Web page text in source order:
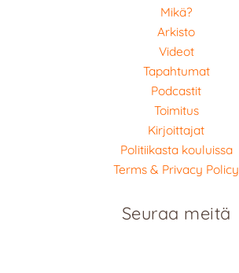
Mikä?
Arkisto
Videot
Tapahtumat
Podcastit
Toimitus
Kirjoittajat
Politiikasta kouluissa
Terms & Privacy Policy
Seuraa meitä